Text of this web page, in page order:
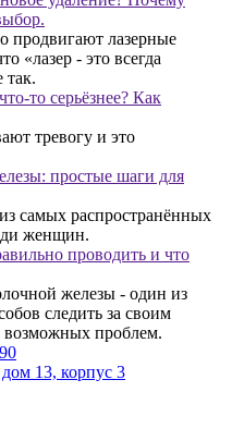
продвигают лазерные
«лазер - это всегда
так.
то серьёзнее? Как
тревогу и это
простые шаги для
самых распространённых
женщин.
проводить и что
железы - один из
следить за своим
возможных проблем.
13, корпус 3